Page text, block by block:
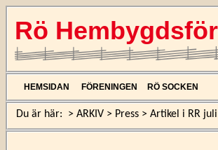
Rö
HEMSIDAN FÖRENINGEN RÖ SOCKEN
Du är här: > ARKIV > Press > Artikel i RR